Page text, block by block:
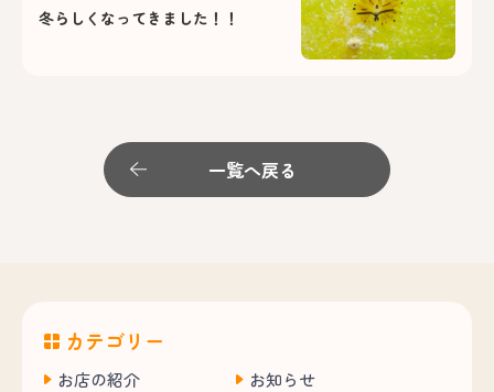
冬らしくなってきました！！
一覧へ戻る
カテゴリー
お店の紹介
お知らせ